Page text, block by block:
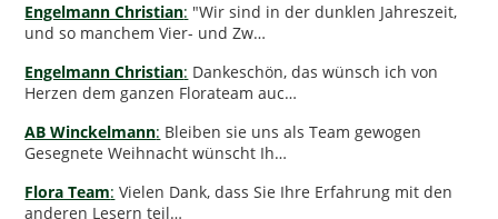
Engelmann Christian: "Wir sind in der dunklen Jahreszeit,
und so manchem Vier- und Zw…
Engelmann Christian: Dankeschön, das wünsch ich von
Herzen dem ganzen Florateam auc…
AB Winckelmann: Bleiben sie uns als Team gewogen
Gesegnete Weihnacht wünscht Ih…
Flora Team: Vielen Dank, dass Sie Ihre Erfahrung mit den
anderen Lesern teil…